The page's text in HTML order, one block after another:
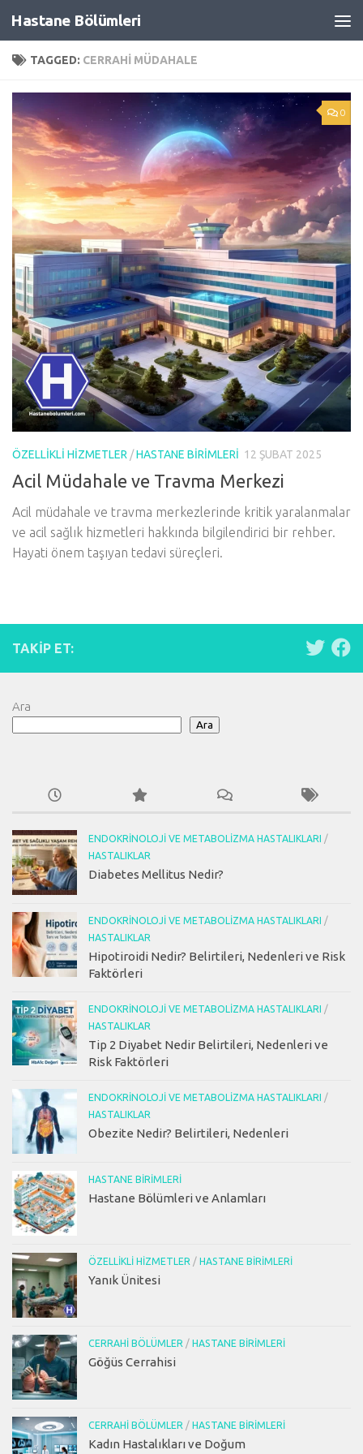
Skip to content
Hastane Bölümleri
TAGGED: CERRAHI MÜDAHALE
0
ÖZELLIKLI HIZMETLER /HASTANE BIRIMLERI 12 ŞUBAT 2025
Acil Müdahale ve Travma Merkezi
Acil müdahale ve travma merkezlerinde kritik yaralanmalar
ve acil sağlık hizmetleri hakkında bilgilendirici bir rehber.
Hayati önem taşıyan tedavi süreçleri.
TAKIP ET:
Ara
Ara
ENDOKRINOLOJI VE METABOLIZMA HASTALIKLARI
/
HASTALIKLAR
Diabetes Mellitus Nedir?
ENDOKRINOLOJI VE METABOLIZMA HASTALIKLARI
/
HASTALIKLAR
Hipotiroidi Nedir? Belirtileri, Nedenleri ve Risk
Faktörleri
ENDOKRINOLOJI VE METABOLIZMA HASTALIKLARI
/
HASTALIKLAR
Tip 2 Diyabet Nedir Belirtileri, Nedenleri ve
Risk Faktörleri
ENDOKRINOLOJI VE METABOLIZMA HASTALIKLARI
/
HASTALIKLAR
Obezite Nedir? Belirtileri, Nedenleri
HASTANE BIRIMLERI
Hastane Bölümleri ve Anlamları
ÖZELLIKLI HIZMETLER / HASTANE BIRIMLERI
Yanık Ünitesi
CERRAHI BÖLÜMLER / HASTANE BIRIMLERI
Göğüs Cerrahisi
CERRAHI BÖLÜMLER / HASTANE BIRIMLERI
Kadın Hastalıkları ve Doğum